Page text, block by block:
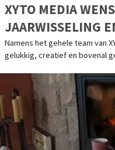
XYTO MEDIA
JAARWISSELING
CREATIEF 2023
Namens het gehele team van
gelukkig, creatief en bovenal